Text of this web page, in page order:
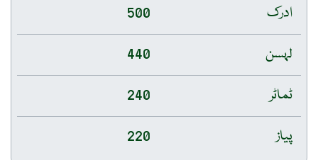
ادرک
500
لہسن
440
ٹماٹر
240
پیاز
220